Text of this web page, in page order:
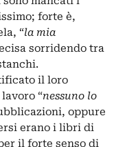
forte è,
“la mia
sorridendo tra
il loro
“nessuno lo
oppure
erano i libri di
il forte senso di